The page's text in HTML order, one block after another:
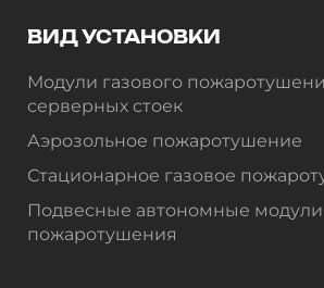
ВИД УСТАНОВКИ
Модули газового
серверных стоек
Аэрозольное пожаротушение
Стационарное газовое
Подвесные автономные модули
пожаротушения